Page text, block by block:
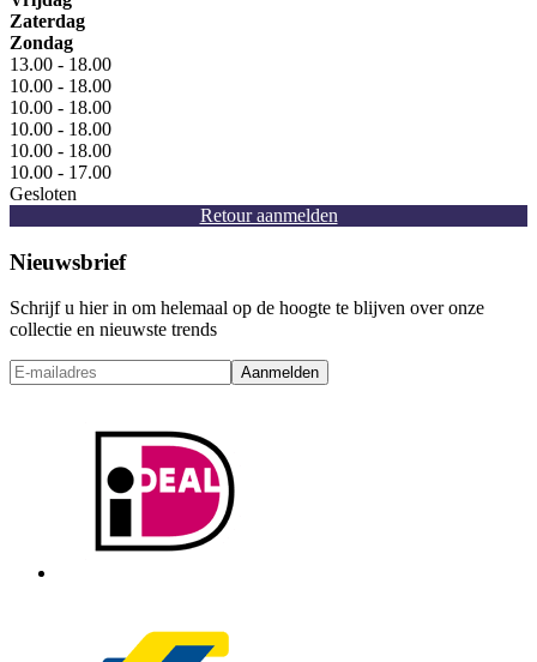
Zaterdag
Zondag
13.00 - 18.00
10.00 - 18.00
10.00 - 18.00
10.00 - 18.00
10.00 - 18.00
10.00 - 17.00
Gesloten
Retour aanmelden
Nieuwsbrief
Schrijf u hier in om helemaal op de hoogte te blijven over onze
collectie en nieuwste trends
Aanmelden